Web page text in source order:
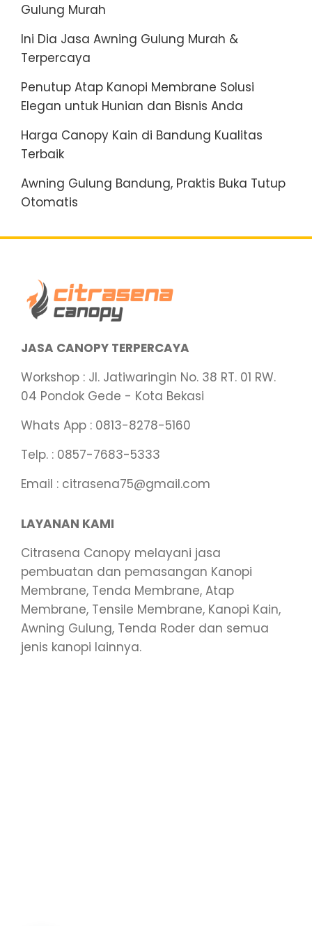
Gulung Murah
Ini Dia Jasa Awning Gulung Murah &
Terpercaya
Penutup Atap Kanopi Membrane Solusi
Elegan untuk Hunian dan Bisnis Anda
Harga Canopy Kain di Bandung Kualitas
Terbaik
Awning Gulung Bandung, Praktis Buka Tutup
Otomatis
JASA CANOPY TERPERCAYA
Workshop : Jl. Jatiwaringin No. 38 RT. 01 RW.
04 Pondok Gede - Kota Bekasi
Whats App : 0813-8278-5160
Telp. : 0857-7683-5333
Email : citrasena75@gmail.com
LAYANAN KAMI
Citrasena Canopy melayani jasa
pembuatan dan pemasangan Kanopi
Membrane, Tenda Membrane, Atap
Membrane, Tensile Membrane, Kanopi Kain,
Awning Gulung, Tenda Roder dan semua
jenis kanopi lainnya.